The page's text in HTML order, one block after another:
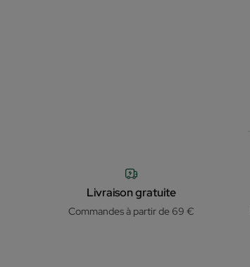
Livraison gratuite
Commandes à partir de 69 €